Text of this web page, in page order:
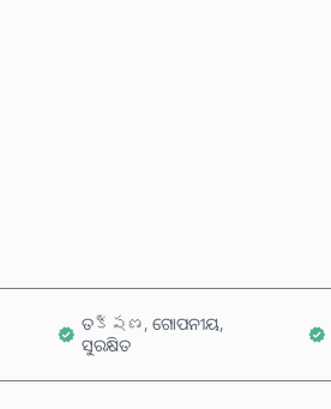
ତక్షణ, ଗୋପନୀୟ,
ସୁରକ୍ଷିତ